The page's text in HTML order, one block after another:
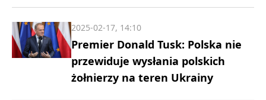
Premier Donald Tusk: Polska nie
przewiduje wysłania polskich
żołnierzy na teren Ukrainy
2025-02-17, 14:10